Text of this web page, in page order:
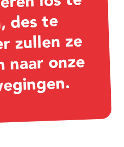
des te
zullen ze
naar onze